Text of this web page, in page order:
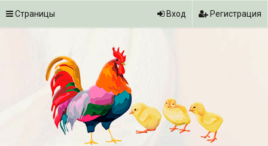
Страницы Вход Регистрация